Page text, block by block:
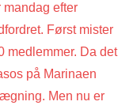
mandag efter
Først mister
medlemmer. Da det
på Marinaen
Men nu er